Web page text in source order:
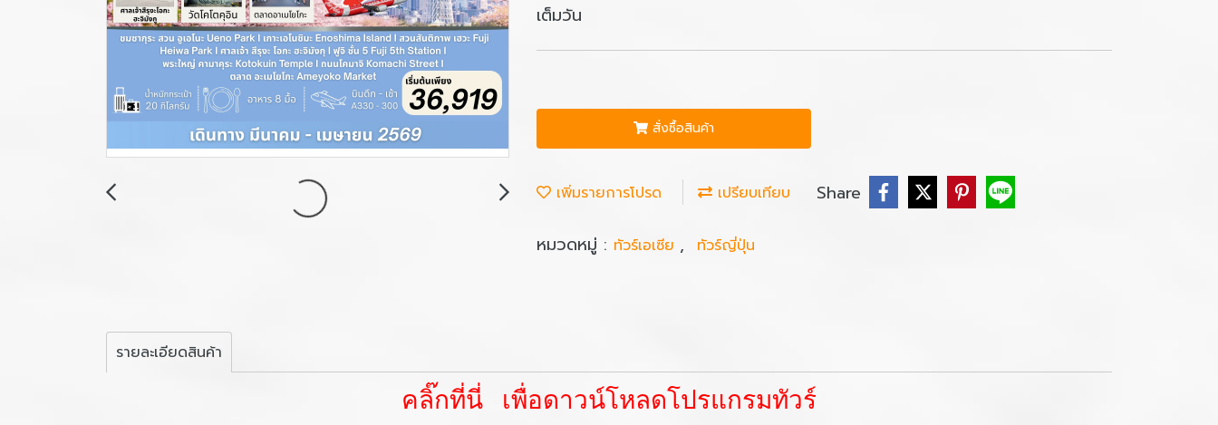
เต็มวัน
สั่งซื้อสินค้า
เพิ่มรายการโปรด เปรียบเทียบ Share
หมวดหมู่ : ทัวร์เอเซีย , ทัวร์ญี่ปุ่น
รายละเอียดสินค้า
คลิ๊กที่นี่ เพื่อดาวน์โหลดโปรแกรมทัวร์